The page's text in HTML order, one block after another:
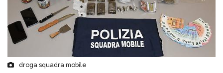
droga squadra mobile